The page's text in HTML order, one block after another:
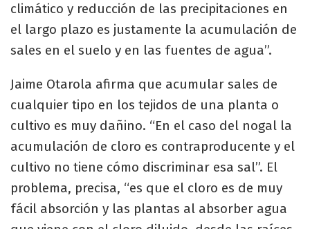
climático y reducción de las precipitaciones en
el largo plazo es justamente la acumulación de
sales en el suelo y en las fuentes de agua”.
Jaime Otarola afirma que acumular sales de
cualquier tipo en los tejidos de una planta o
cultivo es muy dañino. “En el caso del nogal la
acumulación de cloro es contraproducente y el
cultivo no tiene cómo discriminar esa sal”. El
problema, precisa, “es que el cloro es de muy
fácil absorción y las plantas al absorber agua